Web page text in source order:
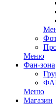
Меню
Фан-зона
Меню
Магазин